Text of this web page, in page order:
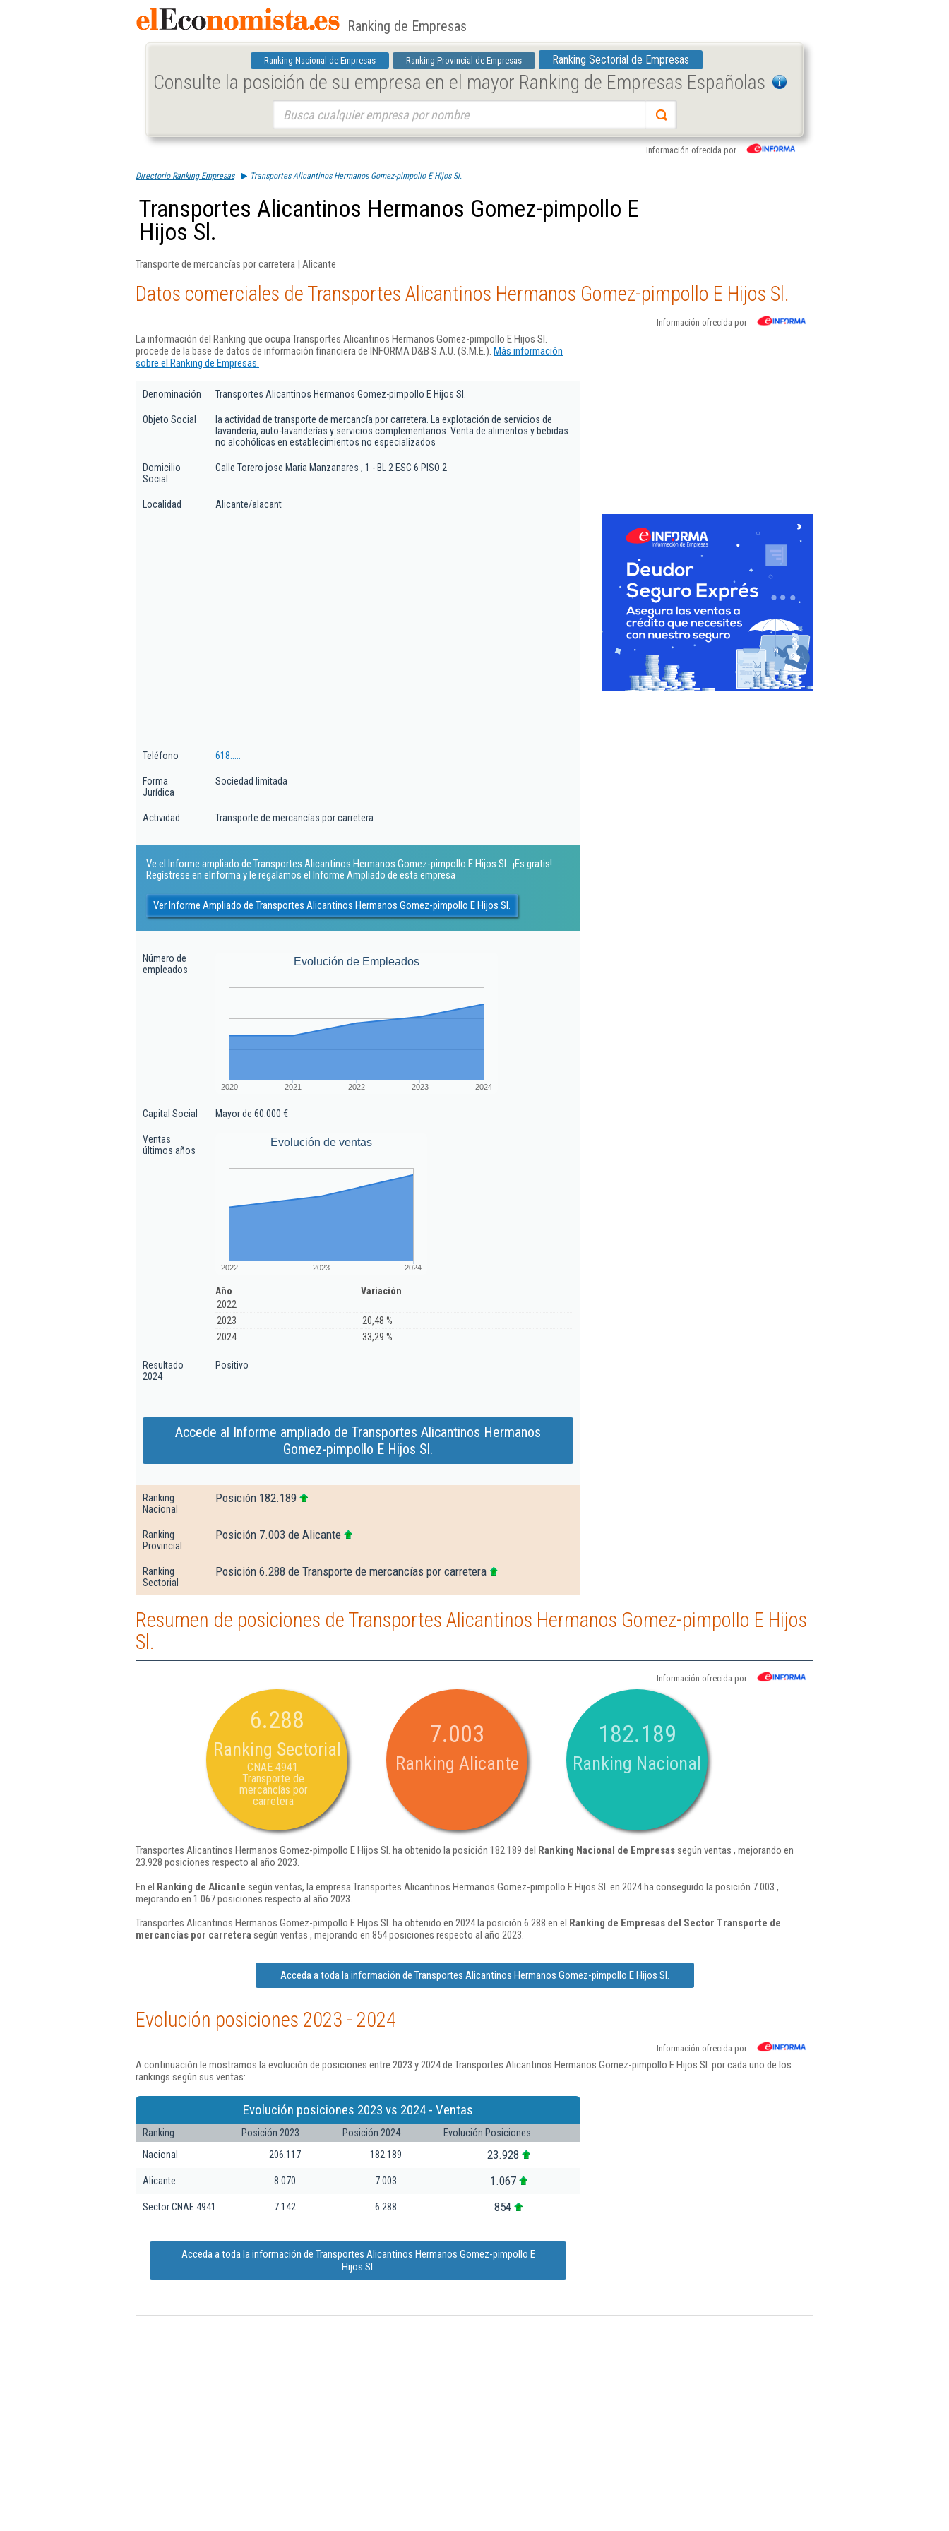
Ranking de Empresas
Ranking Nacional de Empresas Ranking Provincial de Empresas Ranking Sectorial de Empresas
Consulte la posición de su empresa en el mayor Ranking de Empresas Españolas
Información ofrecida por
Directorio Ranking Empresas Transportes Alicantinos Hermanos Gomez-pimpollo E Hijos Sl.
Transportes Alicantinos Hermanos Gomez-pimpollo E
Hijos Sl.
Transporte de mercancías por carretera | Alicante
Datos comerciales de Transportes Alicantinos Hermanos Gomez-pimpollo E Hijos Sl.
Información ofrecida por
La información del Ranking que ocupa Transportes Alicantinos Hermanos Gomez-pimpollo E Hijos Sl.
procede de la base de datos de información financiera de INFORMA D&B S.A.U. (S.M.E.). Más información
sobre el Ranking de Empresas.
Denominación Transportes Alicantinos Hermanos Gomez-pimpollo E Hijos Sl.
Objeto Social
la actividad de transporte de mercancía por carretera. La explotación de servicios de
lavandería, auto-lavanderías y servicios complementarios. Venta de alimentos y bebidas
no alcohólicas en establecimientos no especializados
Domicilio
Social
Calle Torero jose Maria Manzanares , 1 - BL 2 ESC 6 PISO 2
Localidad Alicante/alacant
Teléfono 618.....
Forma
Jurídica
Sociedad limitada
Actividad Transporte de mercancías por carretera
Ve el Informe ampliado de Transportes Alicantinos Hermanos Gomez-pimpollo E Hijos Sl.. ¡Es gratis!
Regístrese en eInforma y le regalamos el Informe Ampliado de esta empresa
Ver Informe Ampliado de Transportes Alicantinos Hermanos Gomez-pimpollo E Hijos Sl.
Número de
empleados
Evolución de Empleados
2020 2021 2022 2023 2024
Capital Social Mayor de 60.000 €
Ventas
últimos años
Evolución de ventas
2022 2023 2024
Año
Variación
2022
2023
20,48 %
2024
33,29 %
Resultado
2024
Positivo
Accede al Informe ampliado de Transportes Alicantinos Hermanos
Gomez-pimpollo E Hijos Sl.
Ranking
Nacional
Posición 182.189
Ranking
Provincial
Posición 7.003 de Alicante
Ranking
Sectorial
Posición 6.288 de Transporte de mercancías por carretera
Resumen de posiciones de Transportes Alicantinos Hermanos Gomez-pimpollo E Hijos
Sl.
Información ofrecida por
6.288
Ranking Sectorial
CNAE 4941:
Transporte de
mercancías por
carretera
7.003
Ranking Alicante
182.189
Ranking Nacional
Transportes Alicantinos Hermanos Gomez-pimpollo E Hijos Sl. ha obtenido la posición 182.189 del Ranking Nacional de Empresassegún ventas , mejorando en
23.928 posiciones respecto al año 2023.
En el Ranking de Alicante según ventas, la empresa Transportes Alicantinos Hermanos Gomez-pimpollo E Hijos Sl. en 2024 ha conseguido la posición 7.003 ,
mejorando en 1.067 posiciones respecto al año 2023.
Transportes Alicantinos Hermanos Gomez-pimpollo E Hijos Sl. ha obtenido en 2024 la posición 6.288 en el Ranking de Empresas del Sector Transporte de
mercancías por carreterasegún ventas , mejorando en 854 posiciones respecto al año 2023.
Acceda a toda la información de Transportes Alicantinos Hermanos Gomez-pimpollo E Hijos Sl.
Evolución posiciones 2023 - 2024
Información ofrecida por
A continuación le mostramos la evolución de posiciones entre 2023 y 2024 de Transportes Alicantinos Hermanos Gomez-pimpollo E Hijos Sl. por cada uno de los
rankings según sus ventas:
Evolución posiciones 2023 vs 2024 - Ventas
Ranking Posición 2023 Posición 2024
Evolución Posiciones
Nacional
206.117 182.189 23.928
Alicante 8.070 7.003 1.067
Sector CNAE 4941 7.142 6.288 854
Acceda a toda la información de Transportes Alicantinos Hermanos Gomez-pimpollo E
Hijos Sl.